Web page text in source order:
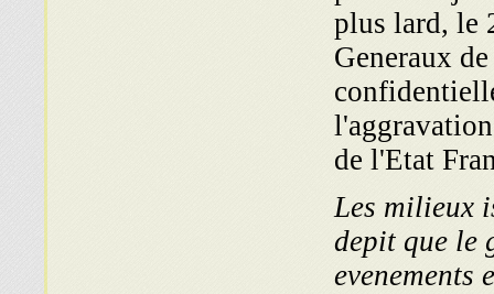
plus lard, le
Generaux
de l'Etat
Les milieux
depit que le
evenements